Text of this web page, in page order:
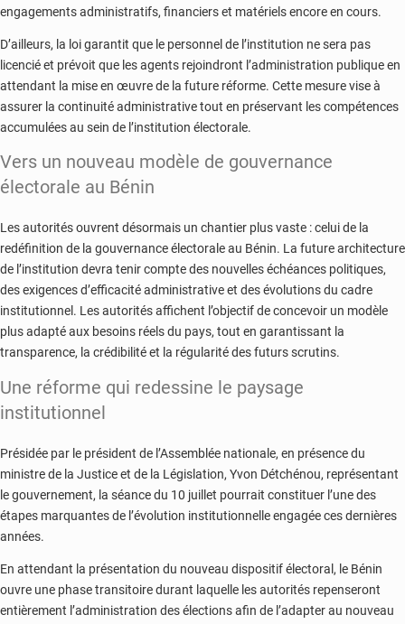
engagements administratifs, financiers et matériels encore en cours.
D’ailleurs, la loi garantit que le personnel de l’institution ne sera pas
licencié et prévoit que les agents rejoindront l’administration publique en
attendant la mise en œuvre de la future réforme. Cette mesure vise à
assurer la continuité administrative tout en préservant les compétences
accumulées au sein de l’institution électorale.
Vers un nouveau modèle de gouvernance
électorale au Bénin
Les autorités ouvrent désormais un chantier plus vaste : celui de la
redéfinition de la gouvernance électorale au Bénin. La future architecture
de l’institution devra tenir compte des nouvelles échéances politiques,
des exigences d’efficacité administrative et des évolutions du cadre
institutionnel. Les autorités affichent l’objectif de concevoir un modèle
plus adapté aux besoins réels du pays, tout en garantissant la
transparence, la crédibilité et la régularité des futurs scrutins.
Une réforme qui redessine le paysage
institutionnel
Présidée par le président de l’Assemblée nationale, en présence du
ministre de la Justice et de la Législation, Yvon Détchénou, représentant
le gouvernement, la séance du 10 juillet pourrait constituer l’une des
étapes marquantes de l’évolution institutionnelle engagée ces dernières
années.
En attendant la présentation du nouveau dispositif électoral, le Bénin
ouvre une phase transitoire durant laquelle les autorités repenseront
entièrement l’administration des élections afin de l’adapter au nouveau